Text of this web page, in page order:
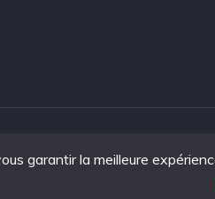
Auto Web Negoce.
garantir la meilleure